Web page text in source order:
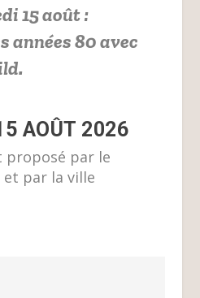
15 août :
années 80 avec
AOÛT 2026
proposé par le
par la ville